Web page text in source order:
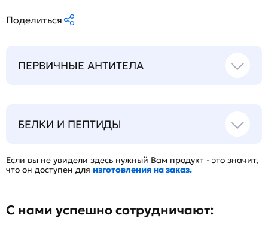
Поделиться
ПЕРВИЧНЫЕ АНТИТЕЛА
БЕЛКИ И ПЕПТИДЫ
Если вы не увидели здесь нужный Вам продукт - это значит,
что он доступен для изготовления на заказ.
С нами успешно сотрудничают: